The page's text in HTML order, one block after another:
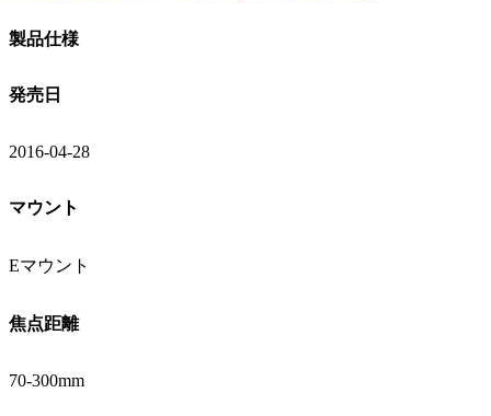
製品仕様
発売日
2016-04-28
マウント
Eマウント
焦点距離
70-300mm